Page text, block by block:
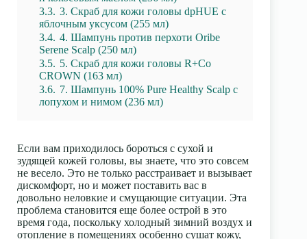
3.3. 3. Скраб для кожи головы dpHUE с
яблочным уксусом (255 мл)
3.4. 4. Шампунь против перхоти Oribe
Serene Scalp (250 мл)
3.5. 5. Скраб для кожи головы R+Co
CROWN (163 мл)
3.6. 7. Шампунь 100% Pure Healthy Scalp с
лопухом и нимом (236 мл)
Если вам приходилось бороться с сухой и
зудящей кожей головы, вы знаете, что это совсем
не весело. Это не только расстраивает и вызывает
дискомфорт, но и может поставить вас в
довольно неловкие и смущающие ситуации. Эта
проблема становится еще более острой в это
время года, поскольку холодный зимний воздух и
отопление в помещениях особенно сушат кожу,